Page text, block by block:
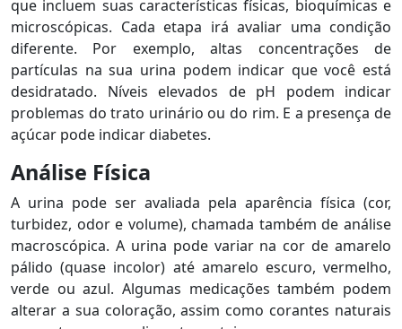
que incluem suas características físicas, bioquímicas e
microscópicas. Cada etapa irá avaliar uma condição
diferente. Por exemplo, altas concentrações de
partículas na sua urina podem indicar que você está
desidratado. Níveis elevados de pH podem indicar
problemas do trato urinário ou do rim. E a presença de
açúcar pode indicar diabetes.
Análise Física
A urina pode ser avaliada pela aparência física (cor,
turbidez, odor e volume), chamada também de análise
macroscópica. A urina pode variar na cor de amarelo
pálido (quase incolor) até amarelo escuro, vermelho,
verde ou azul. Algumas medicações também podem
alterar a sua coloração, assim como corantes naturais